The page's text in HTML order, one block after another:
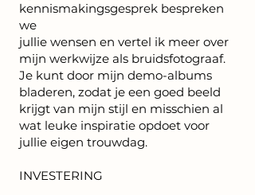
kennismakingsgesprek bespreken
we
jullie wensen en vertel ik meer over
mijn werkwijze als bruidsfotograaf.
Je kunt door mijn demo-albums
bladeren, zodat je een goed beeld
krijgt van mijn stijl en misschien al
wat leuke inspiratie opdoet voor
jullie eigen trouwdag.
INVESTERING